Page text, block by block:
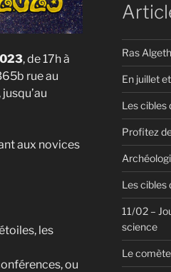
, de 17h à
rue au
aux novices
les
ou
Ras
En juillet
Les cibles
Profitez
Les cibles
11/02 –
science
Le